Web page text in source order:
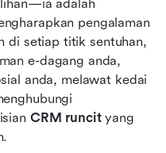
adalah
pengalaman
di setiap titik sentuhan,
e-dagang anda,
anda, melawat kedai
CRM runcit yang